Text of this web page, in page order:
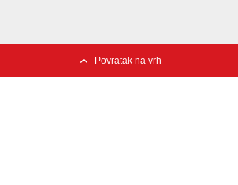
Povratak na vrh